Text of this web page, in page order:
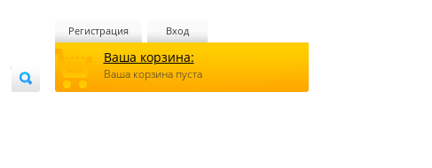
Регистрация Вход
Ваша корзина:
Ваша корзина пуста